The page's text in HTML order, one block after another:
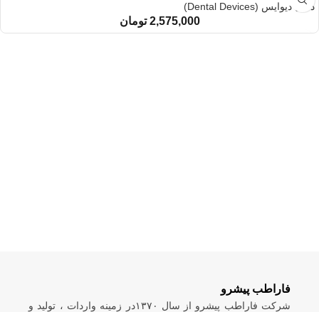
دنتال دیوایس (Dental Devices)
2,575,000 تومان
فاراطب پیشرو
شرکت فاراطب پیشرو از سال ۱۳۷۰در زمینه واردات ، تولید و